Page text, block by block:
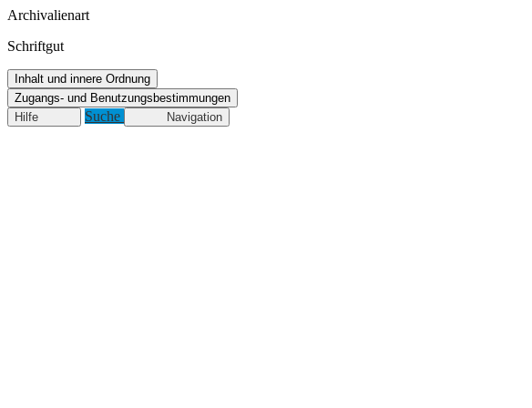
Archivalienart
Schriftgut
Inhalt und innere Ordnung
Zugangs- und Benutzungsbestimmungen
Hilfe
Suche Navigation